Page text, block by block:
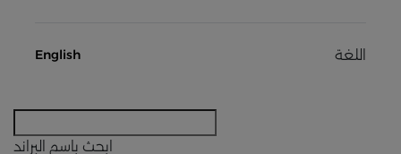
اللغة English
ابحث باسم البراند